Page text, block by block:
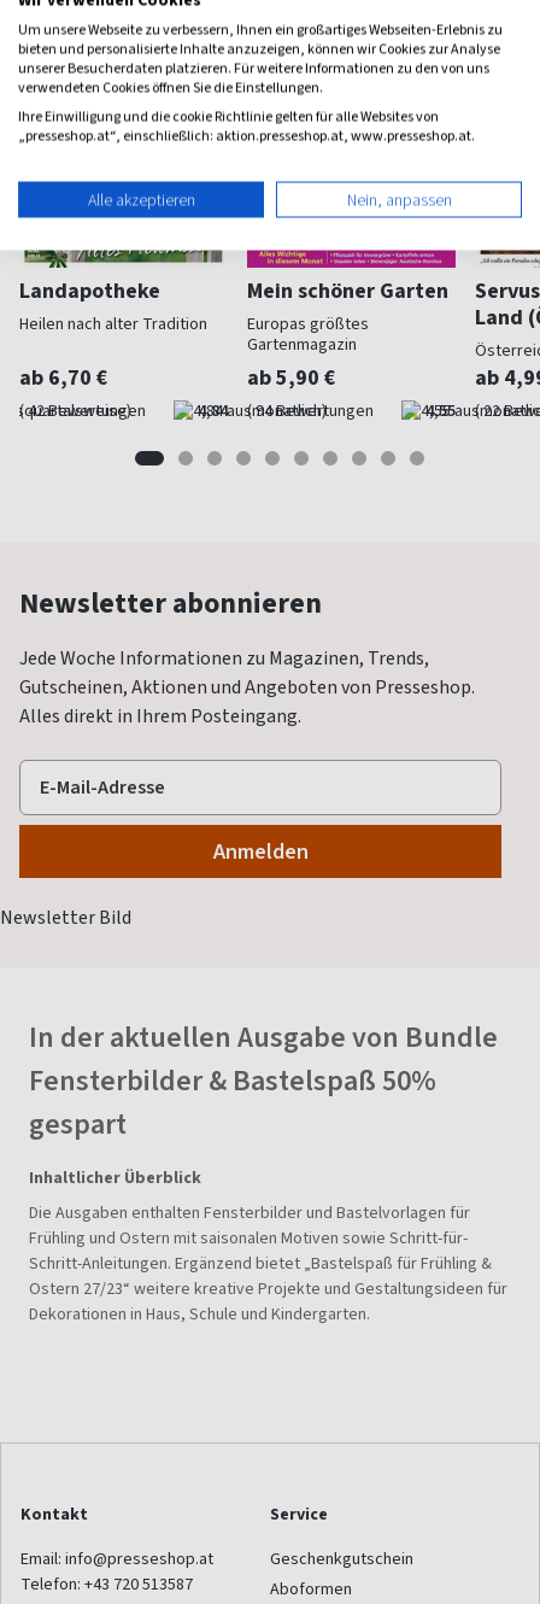
Landapotheke
Heilen nach alter Tradition
ab 6,70 €
(quartalsweise) 4,84
Mein schöner Garten
Europas größtes
Gartenmagazin
ab 5,90 €
(monatlich) 4,55
Land
ab
Newsletter abonnieren
Jede Woche Informationen zu Magazinen, Trends,
Gutscheinen, Aktionen und Angeboten von Presseshop.
Alles direkt in Ihrem Posteingang.
In der aktuellen Ausgabe von Bundle
Fensterbilder & Bastelspaß 50%
gespart
Inhaltlicher Überblick
Die Ausgaben enthalten Fensterbilder und Bastelvorlagen für
Frühling und Ostern mit saisonalen Motiven sowie Schritt-für-
Schritt-Anleitungen. Ergänzend bietet „Bastelspaß für Frühling &
Ostern 27/23“ weitere kreative Projekte und Gestaltungsideen für
Dekorationen in Haus, Schule und Kindergarten.
Kontakt
Email: info@presseshop.at
Telefon: +43 720 513587
Service
Geschenkgutschein
Aboformen
Um unsere Webseite zu verbessern, Ihnen ein großartiges Webseiten-Erlebnis zu
bieten und personalisierte Inhalte anzuzeigen, können wir Cookies zur Analyse
unserer Besucherdaten platzieren. Für weitere Informationen zu den von uns
verwendeten Cookies öffnen Sie die Einstellungen.
Ihre Einwilligung und die cookie Richtlinie gelten für alle Websites von
„presseshop.at“, einschließlich: aktion.presseshop.at, www.presseshop.at.
Alle akzeptieren Nein, anpassen